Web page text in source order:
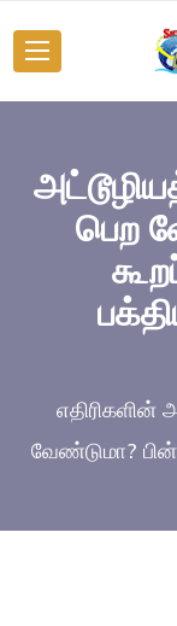
பெற
எதிரிகளின்
வேண்டுமா?